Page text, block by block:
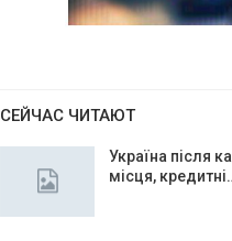
СЕЙЧАС ЧИТАЮТ
Україна після
місця,